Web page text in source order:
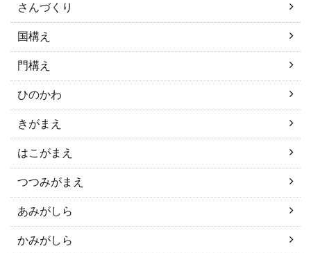
さんづくり
国構え
門構え
ひのかわ
きがまえ
はこがまえ
つつみがまえ
あみがしら
かみがしら